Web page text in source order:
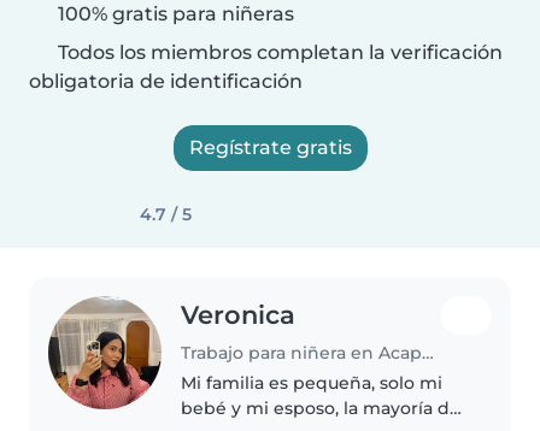
100% gratis para niñeras
Todos los miembros completan la verificación
obligatoria de identificación
Regístrate gratis
4.7 / 5
Veronica
Trabajo para niñera en Acapulco
Mi familia es pequeña, solo mi
bebé y mi esposo, la mayoría del